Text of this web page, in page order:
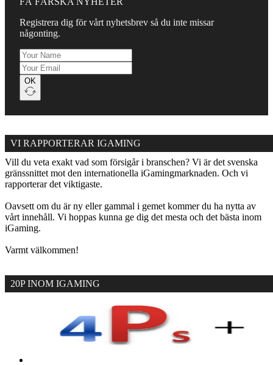
Registrera dig för vårt nyhetsbrev så du inte missar
någonting.
OK
VI RAPPORTERAR IGAMING
Vill du veta exakt vad som försigår i branschen? Vi är det svenska
gränssnittet mot den internationella iGamingmarknaden. Och vi
rapporterar det viktigaste.
Oavsett om du är ny eller gammal i gemet kommer du ha nytta av
vårt innehåll. Vi hoppas kunna ge dig det mesta och det bästa inom
iGaming.
Varmt välkommen!
20P INOM IGAMING